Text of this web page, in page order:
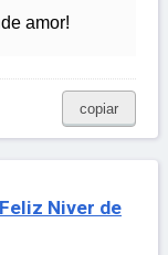
amor!
copiar
Niver de